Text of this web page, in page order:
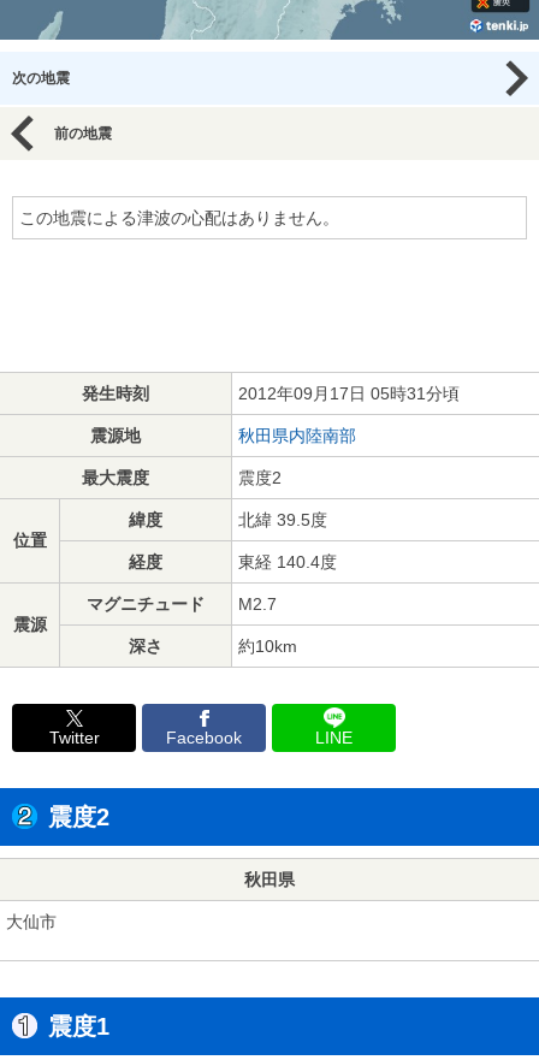
次の地震
前の地震
この地震による津波の心配はありません。
発生時刻 2012年09月17日 05時31分頃
震源地 秋田県内陸南部
最大震度 震度2
位置
緯度 北緯 39.5度
経度 東経 140.4度
震源
マグニチュード M2.7
深さ 約10km
Twitter Facebook LINE
震度2
秋田県
大仙市
震度1